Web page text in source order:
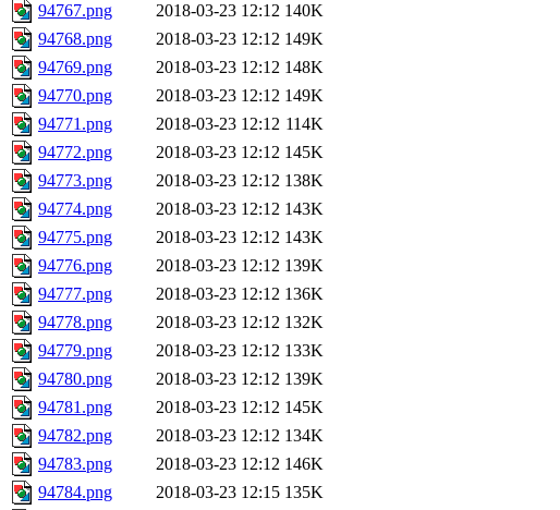
94767.png
2018-03-23 12:12 140K
94768.png
2018-03-23 12:12 149K
94769.png
2018-03-23 12:12 148K
94770.png
2018-03-23 12:12 149K
94771.png
2018-03-23 12:12 114K
94772.png
2018-03-23 12:12 145K
94773.png
2018-03-23 12:12 138K
94774.png
2018-03-23 12:12 143K
94775.png
2018-03-23 12:12 143K
94776.png
2018-03-23 12:12 139K
94777.png
2018-03-23 12:12 136K
94778.png
2018-03-23 12:12 132K
94779.png
2018-03-23 12:12 133K
94780.png
2018-03-23 12:12 139K
94781.png
2018-03-23 12:12 145K
94782.png
2018-03-23 12:12 134K
94783.png
2018-03-23 12:12 146K
94784.png
2018-03-23 12:15 135K